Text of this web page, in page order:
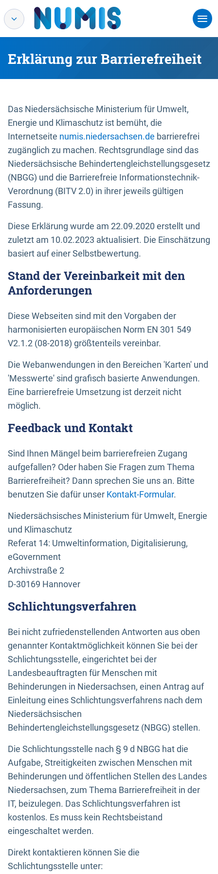
Erklärung zur Barrierefreiheit
Das Niedersächsische Ministerium für Umwelt,
Energie und Klimaschutz ist bemüht, die
Internetseite numis.niedersachsen.de barrierefrei
zugänglich zu machen. Rechtsgrundlage sind das
Niedersächsische Behindertengleichstellungsgesetz
(NBGG) und die Barrierefreie Informationstechnik-
Verordnung (BITV 2.0) in ihrer jeweils gültigen
Fassung.
Diese Erklärung wurde am 22.09.2020 erstellt und
zuletzt am 10.02.2023 aktualisiert. Die Einschätzung
basiert auf einer Selbstbewertung.
Stand der Vereinbarkeit mit den
Anforderungen
Diese Webseiten sind mit den Vorgaben der
harmonisierten europäischen Norm EN 301 549
V2.1.2 (08-2018) größtenteils vereinbar.
Die Webanwendungen in den Bereichen 'Karten' und
'Messwerte' sind grafisch basierte Anwendungen.
Eine barrierefreie Umsetzung ist derzeit nicht
möglich.
Feedback und Kontakt
Sind Ihnen Mängel beim barrierefreien Zugang
aufgefallen? Oder haben Sie Fragen zum Thema
Barrierefreiheit? Dann sprechen Sie uns an. Bitte
benutzen Sie dafür unser Kontakt-Formular.
Niedersächsisches Ministerium für Umwelt, Energie
und Klimaschutz
Referat 14: Umweltinformation, Digitalisierung,
eGovernment
Archivstraße 2
D-30169 Hannover
Schlichtungsverfahren
Bei nicht zufriedenstellenden Antworten aus oben
genannter Kontaktmöglichkeit können Sie bei der
Schlichtungsstelle, eingerichtet bei der
Landesbeauftragten für Menschen mit
Behinderungen in Niedersachsen, einen Antrag auf
Einleitung eines Schlichtungsverfahrens nach dem
Niedersächsischen
Behindertengleichstellungsgesetz (NBGG) stellen.
Die Schlichtungsstelle nach § 9 d NBGG hat die
Aufgabe, Streitigkeiten zwischen Menschen mit
Behinderungen und öffentlichen Stellen des Landes
Niedersachsen, zum Thema Barrierefreiheit in der
IT, beizulegen. Das Schlichtungsverfahren ist
kostenlos. Es muss kein Rechtsbeistand
eingeschaltet werden.
Direkt kontaktieren können Sie die
Schlichtungsstelle unter: